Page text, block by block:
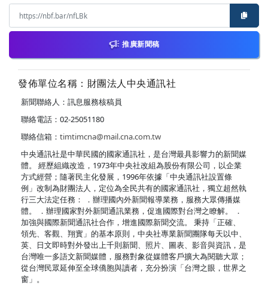
推廣新聞稿
發佈單位名稱：財團法人中央通訊社
新聞聯絡人：訊息服務核稿員
聯絡電話：02-25051180
聯絡信箱： timtimcna@mail.cna.com.tw
中央通訊社是中華民國的國家通訊社，是台灣最具影響力的新聞媒
體。 經歷組織改造，1973年中央社改組為股份有限公司，以企業
方式經營；隨著民主化發展，1996年依據「中央通訊社設置條
例」改制為財團法人，定位為全民共有的國家通訊社，獨立超然執
行三大法定任務： ．辦理國內外新聞報導業務，服務大眾傳播媒
體。 ．辦理國家對外新聞通訊業務，促進國際對台灣之瞭解。 ．
加強與國際新聞通訊社合作，增進國際新聞交流。 秉持「正確、
領先、客觀、翔實」的基本原則，中央社專業新聞團隊每天以中、
英、日文即時對外發出上千則新聞、照片、圖表、影音與資訊，是
台灣唯一多語文新聞媒體，服務對象從媒體客戶擴大為閱聽大眾；
從台灣民眾延伸至全球僑胞與讀者，充分扮演「台灣之眼，世界之
窗」。